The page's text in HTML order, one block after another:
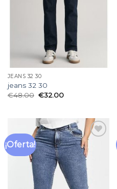
JEANS 32 30
jeans 32 30
€48.00 €32.00
¡Oferta!
Añadir
deseos